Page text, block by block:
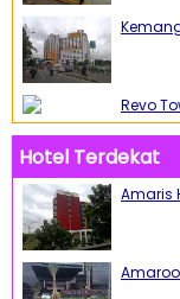
Revo
Hotel Terdekat
Amaris